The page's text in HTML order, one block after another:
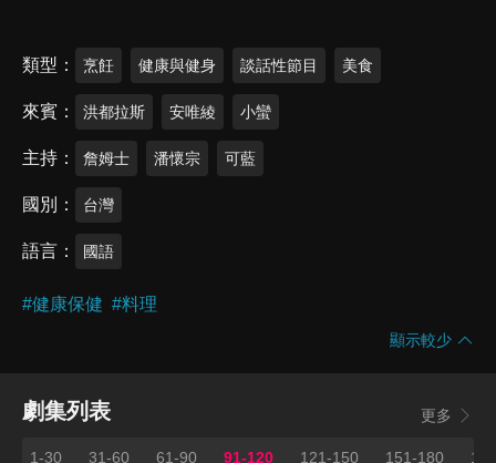
類型 烹飪 健康與健身 談話性節目 美食
來賓 洪都拉斯 安唯綾 小蠻
主持 詹姆士 潘懷宗 可藍
國別 台灣
語言 國語
#健康保健 #料理
顯示較少
劇集列表 更多
1-30 31-60 61-90 91-120 121-150 151-180